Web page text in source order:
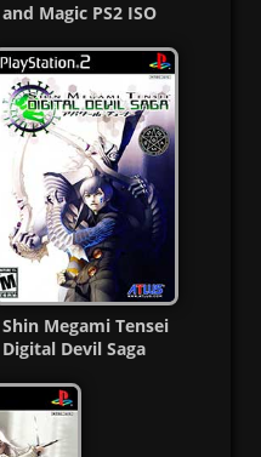
and Magic PS2 ISO
MF]
Shin Megami Tensei
Digital Devil Saga